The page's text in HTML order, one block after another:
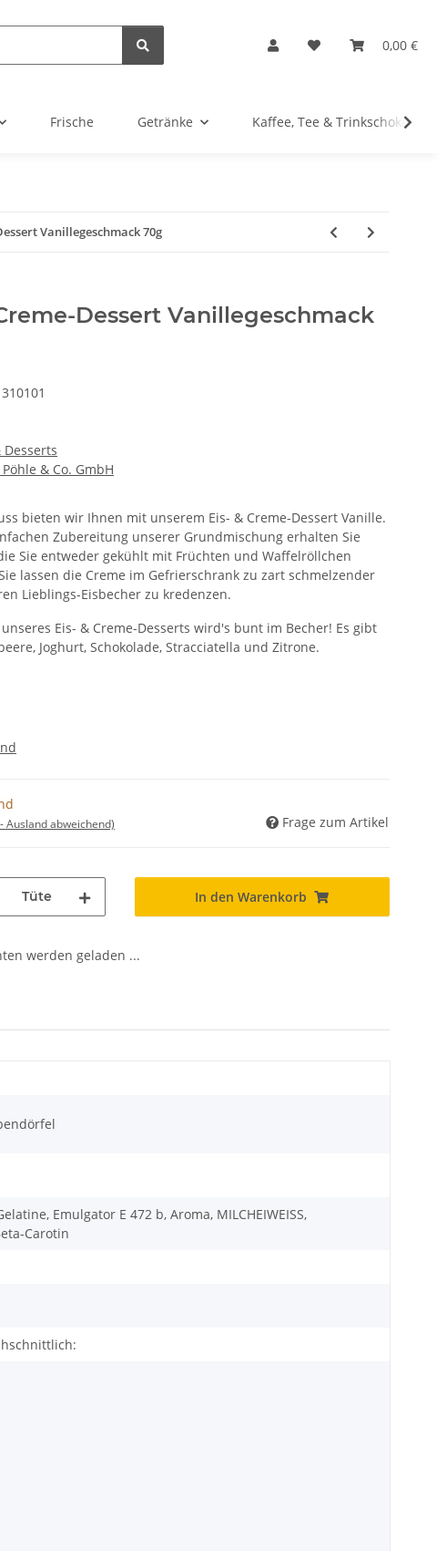
0,00 €
Frische Getränke Kaffee, Tee & Trinkschokolade
Vanillegeschmack 70g
Dessert Vanillegeschmack
& Co. GmbH
bieten wir Ihnen mit unserem Eis- & Creme-Dessert Vanille.
Zubereitung unserer Grundmischung erhalten Sie
Sie entweder gekühlt mit Früchten und Waffelröllchen
lassen die Creme im Gefrierschrank zu zart schmelzender
Lieblings-Eisbecher zu kredenzen.
Eis- & Creme-Desserts wird's bunt im Becher! Es gibt
Joghurt, Schokolade, Stracciatella und Zitrone.
Ausland abweichend) Frage zum Artikel
Tüte In den Warenkorb
werden geladen ...
Emulgator E 472 b, Aroma, MILCHEIWEISS,
Carotin